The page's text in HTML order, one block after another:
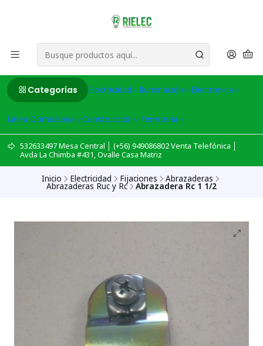
Categorías Electricidad Iluminación Electronica
Linea Domiciliaria Construcción Ferreteria
532633497 Mesa Central │ (+56) 949086802 Venta Telefónica │
Avda La Chimba #431, Ovalle Casa Matriz
Inicio Electricidad Fijaciones Abrazaderas
Abrazaderas Ruc y Rc Abrazadera Rc 1 1/2